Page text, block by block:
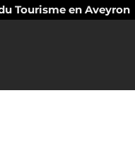
Tourisme en Aveyron